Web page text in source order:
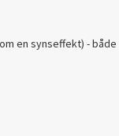
en synseffekt) -